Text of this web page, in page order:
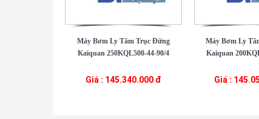
Máy Bơm Ly Tâm Trục Đứng
Kaiquan 250KQL500-44-90/4
Giá : 145.340.000 đ
Máy Bơm Ly
Kaiquan
Giá :